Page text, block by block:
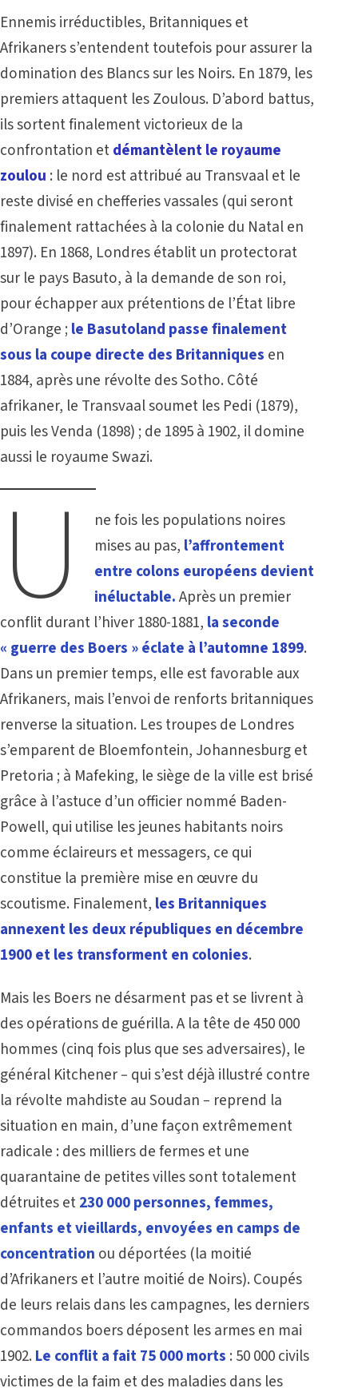
Ennemis irréductibles, Britanniques et
Afrikaners s’entendent toutefois pour assurer la
domination des Blancs sur les Noirs. En 1879, les
premiers attaquent les Zoulous. D’abord battus,
ils sortent finalement victorieux de la
confrontation etdémantèlent le royaume
zoulou : le nord est attribué au Transvaal et le
reste divisé en chefferies vassales (qui seront
finalement rattachées à la colonie du Natal en
1897). En 1868, Londres établit un protectorat
sur le pays Basuto, à la demande de son roi,
pour échapper aux prétentions de l’État libre
d’Orange ; le Basutoland passe finalement
sous la coupe directe des Britanniques en
1884, après une révolte des Sotho. Côté
afrikaner, le Transvaal soumet les Pedi (1879),
puis les Venda (1898) ; de 1895 à 1902, il domine
aussi le royaume Swazi.
U
ne fois les populations noires
mises au pas, l’affrontement
entre colons européens devient
inéluctable.Après un premier
conflit durant l’hiver 1880-1881, la seconde
« guerre des Boers » éclate à l’automne 1899.
Dans un premier temps, elle est favorable aux
Afrikaners, mais l’envoi de renforts britanniques
renverse la situation. Les troupes de Londres
s’emparent de Bloemfontein, Johannesburg et
Pretoria ; à Mafeking, le siège de la ville est brisé
grâce à l’astuce d’un officier nommé Baden-
Powell, qui utilise les jeunes habitants noirs
comme éclaireurs et messagers, ce qui
constitue la première mise en œuvre du
scoutisme. Finalement, les Britanniques
annexent les deux républiques en décembre
1900 et les transforment en colonies.
Mais les Boers ne désarment pas et se livrent à
des opérations de guérilla. A la tête de 450 000
hommes (cinq fois plus que ses adversaires), le
général Kitchener– qui s’est déjà illustré contre
la révolte mahdiste au Soudan– reprend la
situation en main, d’une façon extrêmement
radicale : des milliers de fermes et une
quarantaine de petites villes sont totalement
détruites et230 000 personnes, femmes,
enfants et vieillards, envoyées en camps de
concentration ou déportées (la moitié
d’Afrikaners et l’autre moitié de Noirs). Coupés
de leurs relais dans les campagnes, les derniers
commandos boers déposent les armes en mai
1902. Le conflit a fait 75 000 morts : 50 000 civils
victimes de la faim et des maladies dans les